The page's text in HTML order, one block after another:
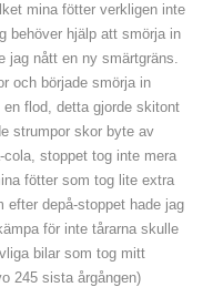
mina fötter verkligen inte
behöver hjälp att smörja in
jag nått en ny smärtgräns.
och började smörja in
flod, detta gjorde skitont
strumpor skor byte av
stoppet tog inte mera
fötter som tog lite extra
depå-stoppet hade jag
för inte tårarna skulle
bilar som tog mitt
245 sista årgången)